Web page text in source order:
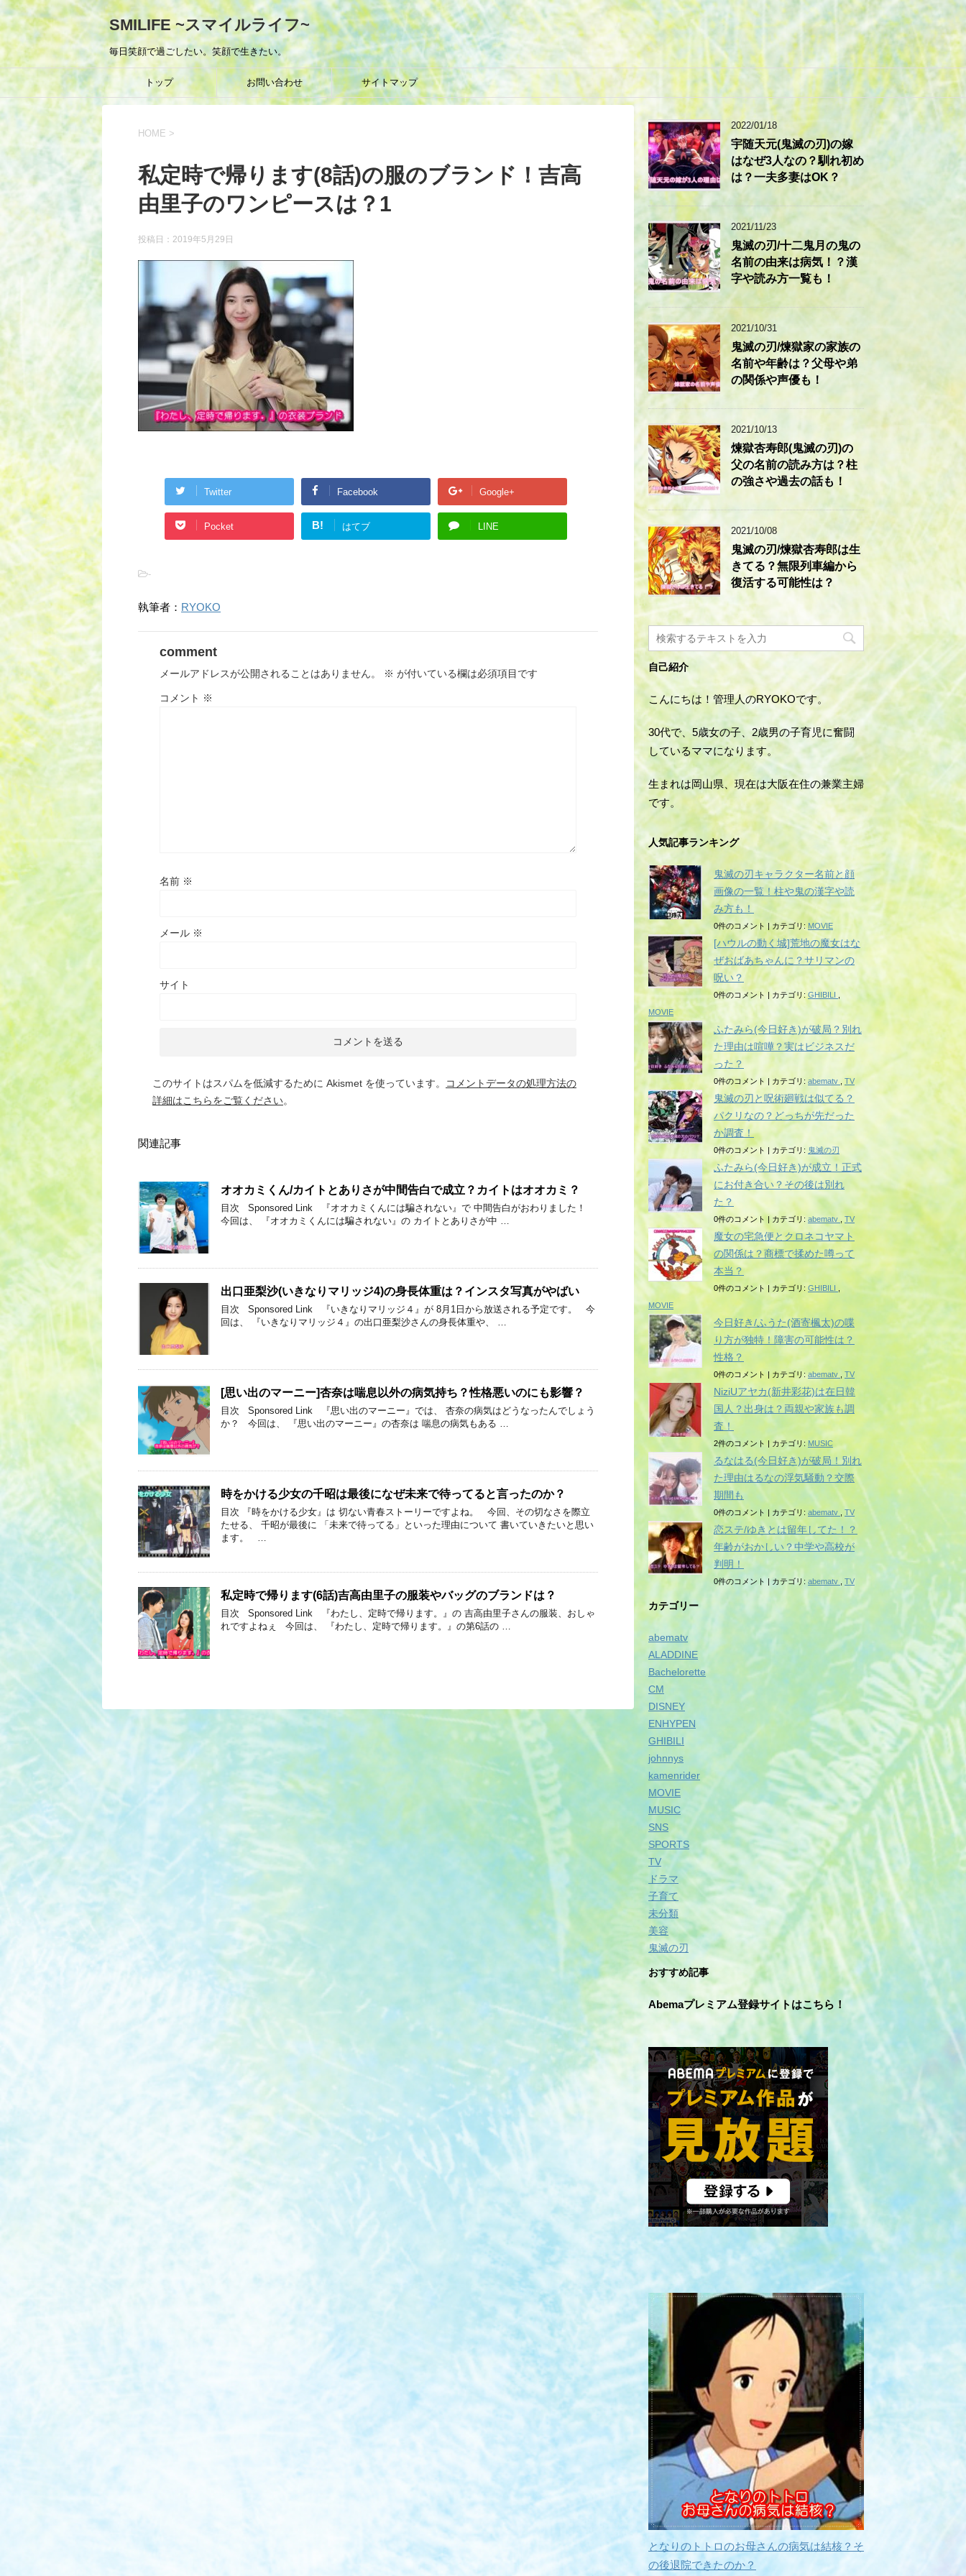
SMILIFE ~スマイルライフ~
毎日笑顔で過ごしたい。笑顔で生きたい。
トップ お問い合わせ サイトマップ
HOME >
私定時で帰ります(8話)の服のブランド！吉高
由里子のワンピースは？1
投稿日： 2019年5月29日
Twitter Facebook Google+
Pocket B! はてブ LINE
-
執筆者： RYOKO
comment
メールアドレスが公開されることはありません。 ※ が付いている欄は必須項目です
コメント ※
名前 ※
メール ※
サイト
このサイトはスパムを低減するために Akismet を使っています。
コメントデータの処理方法の
詳細はこちらをご覧ください。
関連記事
オオカミくん/カイトとありさが中間告白で成立？カイトはオオカミ？
目次 Sponsored Link 『オオカミくんには騙されない』で 中間告白がおわりました！
今回は、 『オオカミくんには騙されない』の カイトとありさが中 …
出口亜梨沙(いきなりマリッジ4)の身長体重は？インスタ写真がやばい
目次 Sponsored Link 『いきなりマリッジ４』が 8月1日から放送される予定です。 今
回は、 『いきなりマリッジ４』の出口亜梨沙さんの身長体重や、 …
[思い出のマーニー]杏奈は喘息以外の病気持ち？性格悪いのにも影響？
目次 Sponsored Link 『思い出のマーニー』では、 杏奈の病気はどうなったんでしょう
か？ 今回は、 『思い出のマーニー』の杏奈は 喘息の病気もある …
時をかける少女の千昭は最後になぜ未来で待ってると言ったのか？
目次 『時をかける少女』は 切ない青春ストーリーですよね。 今回、その切なさを際立
たせる、 千昭が最後に 「未来で待ってる」といった理由について 書いていきたいと思い
ます。 …
私定時で帰ります(6話)吉高由里子の服装やバッグのブランドは？
目次 Sponsored Link 『わたし、定時で帰ります。』の 吉高由里子さんの服装、おしゃ
れですよねぇ 今回は、 『わたし、定時で帰ります。』の第6話の …
2022/01/18
宇随天元(鬼滅の刃)の嫁
はなぜ3人なの？馴れ初め
は？一夫多妻はOK？
2021/11/23
鬼滅の刃/十二鬼月の鬼の
名前の由来は病気！？漢
字や読み方一覧も！
2021/10/31
鬼滅の刃/煉獄家の家族の
名前や年齢は？父母や弟
の関係や声優も！
2021/10/13
煉獄杏寿郎(鬼滅の刃)の
父の名前の読み方は？柱
の強さや過去の話も！
2021/10/08
鬼滅の刃/煉獄杏寿郎は生
きてる？無限列車編から
復活する可能性は？
自己紹介
こんにちは！管理人のRYOKOです。
30代で、5歳女の子、2歳男の子育児に奮闘
しているママになります。
生まれは岡山県、現在は大阪在住の兼業主婦
です。
人気記事ランキング
鬼滅の刃キャラクター名前と顔
画像の一覧！柱や鬼の漢字や読
み方も！
0件のコメント |カテゴリ: MOVIE
[ハウルの動く城]荒地の魔女はな
ぜおばあちゃんに？サリマンの
呪い？
0件のコメント| カテゴリ:GHIBILI
MOVIE
ふたみら(今日好き)が破局？別れ
た理由は喧嘩？実はビジネスだ
った？
0件のコメント | カテゴリ: abematv TV
鬼滅の刃と呪術廻戦は似てる？
パクリなの？どっちが先だった
か調査！
0件のコメント | カテゴリ: 鬼滅の刃
ふたみら(今日好き)が成立！正式
にお付き合い？その後は別れ
た？
0件のコメント | カテゴリ: abematv TV
魔女の宅急便とクロネコヤマト
の関係は？商標で揉めた噂って
本当？
0件のコメント | カテゴリ: GHIBILI
MOVIE
今日好き/ふうた(酒寄楓太)の喋
り方が独特！障害の可能性は？
性格？
0件のコメント | カテゴリ:abematv TV
NiziUアヤカ(新井彩花)は在日韓
国人？出身は？両親や家族も調
査！
2件のコメント | カテゴリ: MUSIC
るなはる(今日好き)が破局！別れ
た理由はるなの浮気騒動？交際
期間も
0件のコメント | カテゴリ: abematv TV
恋ステ/ゆきとは留年してた！？
年齢がおかしい？中学や高校が
判明！
0件のコメント | カテゴリ: abematv TV
カテゴリー
abematv
ALADDINE
Bachelorette
CM
DISNEY
ENHYPEN
GHIBILI
johnnys
kamenrider
MOVIE
MUSIC
SNS
SPORTS
TV
ドラマ
子育て
未分類
美容
鬼滅の刃
おすすめ記事
Abemaプレミアム登録サイトはこちら！
となりのトトロのお母さんの病気は結核？そ
の後退院できたのか？